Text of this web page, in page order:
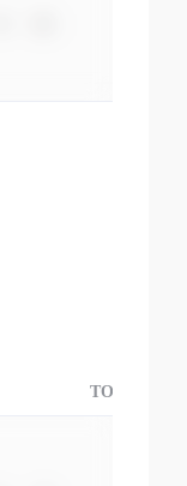
TOP3交易国